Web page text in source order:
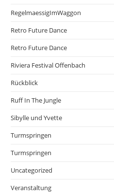
RegelmaessigImWaggon
Retro Future Dance
Retro Future Dance
Riviera Festival Offenbach
Rückblick
Ruff In The Jungle
Sibylle und Yvette
Turmspringen
Turmspringen
Uncategorized
Veranstaltung